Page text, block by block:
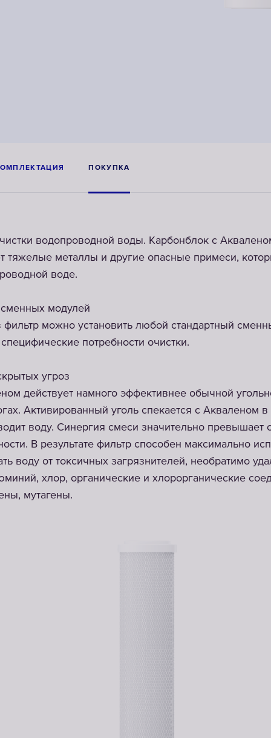
ПОКУПКА
водопроводной воды. Карбонблок с
тяжелые металлы и другие опасные примеси,
воде.
модулей
фильтр можно установить любой стандартный
потребности очистки.
угроз
действует намного эффективнее обычной
Активированный уголь спекается с Акваленом в
воду. Синергия смеси значительно превышает
В результате фильтр способен максимально
воду от токсичных загрязнителей, необратимо
хлор, органические и хлорорганические
мутагены.